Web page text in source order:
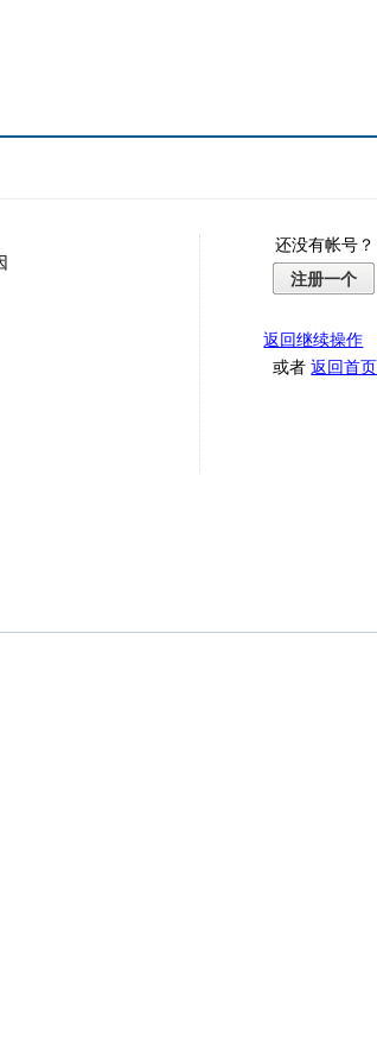
还没有帐号？
注册一个
返回继续操作
或者返回首页